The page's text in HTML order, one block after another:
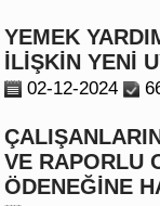
YEMEK
İLİŞKİN YENİ
02-12-2024
VE RAPORLU
ÖDENEĞİNE